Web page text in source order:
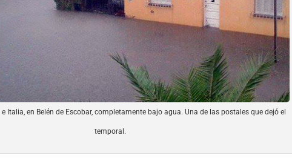
Italia, en Belén de Escobar, completamente bajo agua. Una de las postales que dejó el
temporal.